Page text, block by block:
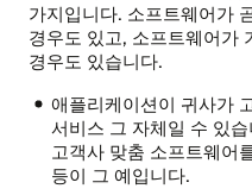
가지입니다. 소프트웨어가
경우도 있고, 소프트웨어가
경우도 있습니다.
애플리케이션이 귀사가
서비스 그 자체일 수 있
고객사 맞춤 소프트웨어
등이 그 예입니다.